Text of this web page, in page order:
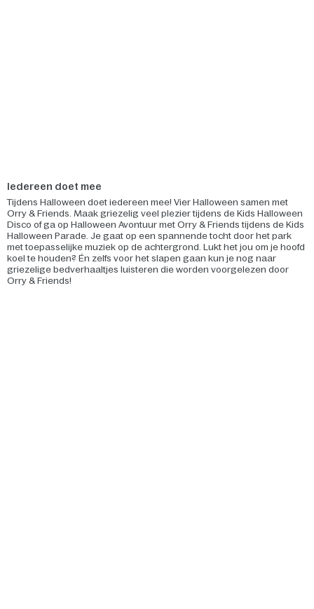
Iedereen doet mee
Tijdens Halloween doet iedereen mee! Vier Halloween samen met
Orry & Friends. Maak griezelig veel plezier tijdens de Kids Halloween
Disco of ga op Halloween Avontuur met Orry & Friends tijdens de Kids
Halloween Parade. Je gaat op een spannende tocht door het park
met toepasselijke muziek op de achtergrond. Lukt het jou om je hoofd
koel te houden? Én zelfs voor het slapen gaan kun je nog naar
griezelige bedverhaaltjes luisteren die worden voorgelezen door
Orry & Friends!